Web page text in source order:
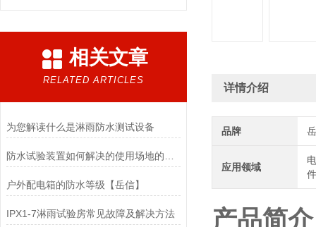
相关文章
RELATED ARTICLES
为您解读什么是淋雨防水测试设备
户外配电箱的防水等级【岳信】
IPX1-7淋雨试验房常见故障及解决方法
详情介绍
品牌
应用领域
产品简介